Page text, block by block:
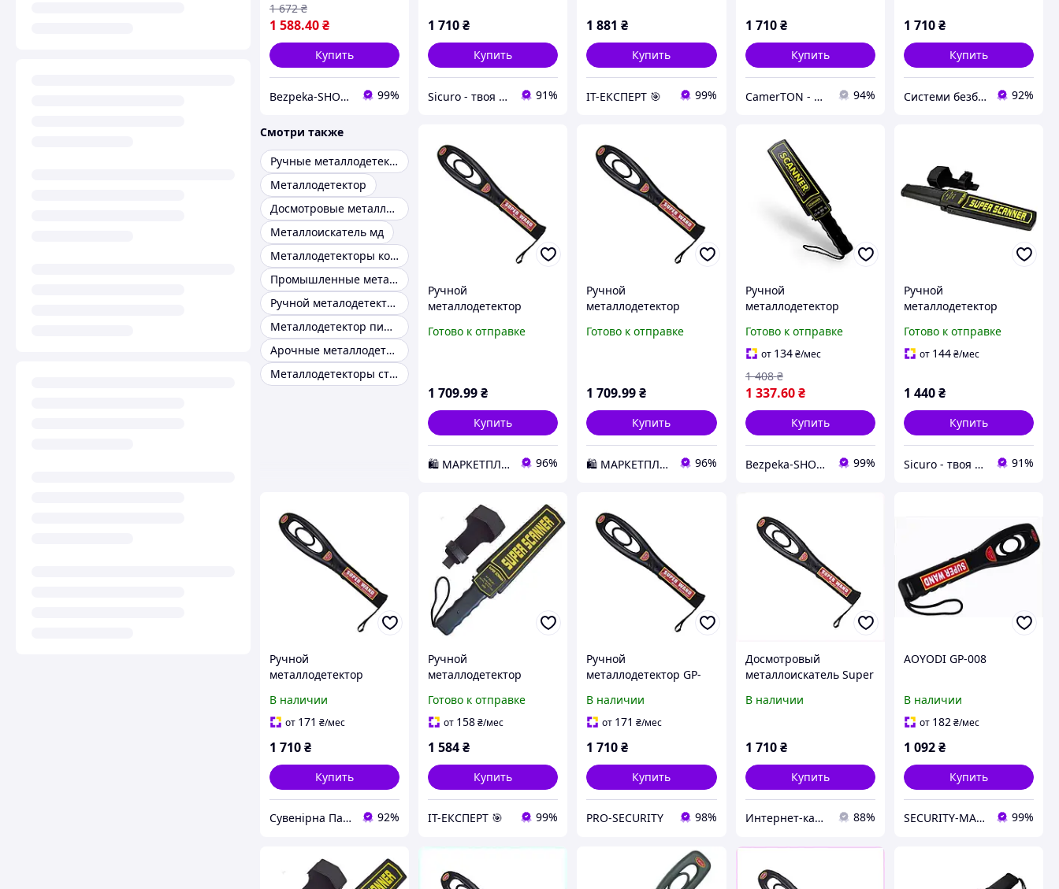
1 588.40₴
1 672 ₴
Купить
Bezpeka-SHOP (Гипермаркет по БЕЗОПАСНОСТИ) 99%
1 710₴
Купить
Sicuro - твоя вселенная комфорта и безопасности 91%
1 881 ₴
Купить
ІТ-ЕКСПЕРТ 🎯 99%
1 710 ₴
Купить
CamerTON - №1 Гипермаркет систем безопасности в Западной Украине 94%
1 710₴
Купить
Системи безбеки Айгвард 92%
Смотри также
Ручные металлодетекторы
Металлодетектор
Досмотровые металлодетекторы
Металлоискатель мд
Металлодетекторы конвейерные
Промышленные металлодетекторы
Ручной металодетектор
Металлодетектор пищевой
Арочные металлодетекторы
Металлодетекторы стационарные
Ручной
металлодетектор
D2-2026
Готово к отправке
1 709.99₴
Купить
🛍️ МАРКЕТПЛЕЙС DMD 96%
Ручной
металлодетектор
2026
Готово к отправке
1 709.99₴
Купить
🛍️ МАРКЕТПЛЕЙС DMD 96%
Ручной
металлодетектор
Готово к отправке
от 134 ₴/мес
1 337.60 ₴
1 408 ₴
Купить
Bezpeka-SHOP (Гипермаркет по БЕЗОПАСНОСТИ) 99%
Ручной
металлодетектор
Готово к отправке
от 144₴/мес
1 440₴
Купить
Sicuro - твоя вселенная комфорта и безопасности 91%
Ручной
металлодетектор
В наличии
от 171 ₴/мес
1 710₴
Купить
Сувенірна Панда 92%
Ручной
металлодетектор
Готово к отправке
от 158₴/мес
1 584₴
Купить
ІТ-ЕКСПЕРТ 🎯 99%
Ручной
металлодетектор GP-
В наличии
от 171 ₴/мес
1 710₴
Купить
PRO-SECURITY 98%
Досмотровый
металлоискатель Super
вибросигналом
В наличии
1 710 ₴
Купить
Интер​н​ет-ка​талог ​с​​ки​док "iBag.ua" 88%
AOYODI GP-008
В наличии
от 182 ₴/мес
1 092₴
Купить
SECURITY-MARKET 99%